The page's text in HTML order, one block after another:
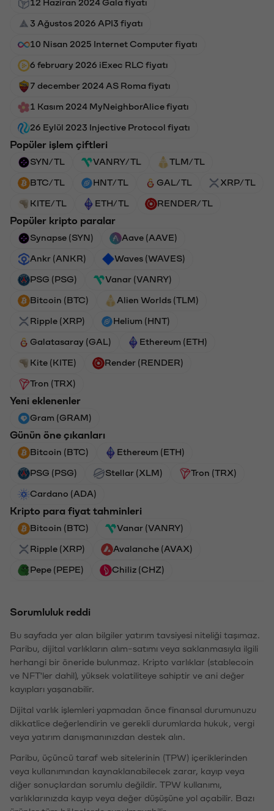
12 Haziran 2024 Gala fiyatı
3 Ağustos 2026 API3 fiyatı
10 Nisan 2025 Internet Computer fiyatı
6 february 2026 iExec RLC fiyatı
7 december 2024 AS Roma fiyatı
1 Kasım 2024 MyNeighborAlice fiyatı
26 Eylül 2023 Injective Protocol fiyatı
Popüler işlem çiftleri
SYN/TL VANRY/TL TLM/TL
BTC/TL HNT/TL GAL/TL XRP/TL
KITE/TL ETH/TL RENDER/TL
Popüler kripto paralar
Synapse (SYN) Aave (AAVE)
Ankr (ANKR) Waves (WAVES)
PSG (PSG) Vanar (VANRY)
Bitcoin (BTC) Alien Worlds (TLM)
Ripple (XRP) Helium (HNT)
Galatasaray (GAL) Ethereum (ETH)
Kite (KITE) Render (RENDER)
Tron (TRX)
Yeni eklenenler
Gram (GRAM)
Günün öne çıkanları
Bitcoin (BTC) Ethereum (ETH)
PSG (PSG) Stellar (XLM) Tron (TRX)
Cardano (ADA)
Kripto para fiyat tahminleri
Bitcoin (BTC) Vanar (VANRY)
Ripple (XRP) Avalanche (AVAX)
Pepe (PEPE) Chiliz (CHZ)
Sorumluluk reddi
Bu sayfada yer alan bilgiler yatırım tavsiyesi niteliği taşımaz.
Paribu, dijital varlıkların alım-satımı veya saklanmasıyla ilgili
herhangi bir öneride bulunmaz. Kripto varlıklar (stablecoin
ve NFT'ler dahil), yüksek volatiliteye sahiptir ve ani değer
kayıpları yaşanabilir.
Dijital varlık işlemleri yapmadan önce finansal durumunuzu
dikkatlice değerlendirin ve gerekli durumlarda hukuk, vergi
veya yatırım danışmanınızdan destek alın.
Paribu, üçüncü taraf web sitelerinin (TPW) içeriklerinden
veya kullanımından kaynaklanabilecek zarar, kayıp veya
diğer sonuçlardan sorumlu değildir. TPW kullanımı,
varlıklarınızda kayıp veya değer düşüşüne yol açabilir. Bazı